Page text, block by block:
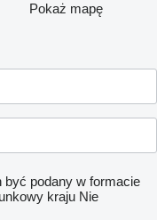
Pokaż mapę
być podany w formacie
kraju Nie